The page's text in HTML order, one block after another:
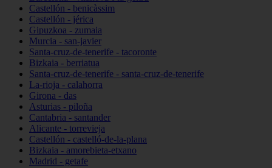
Castellón - benicàssim
Castellón - jérica
Gipuzkoa - zumaia
Murcia - san-javier
Santa-cruz-de-tenerife - tacoronte
Bizkaia - berriatua
Santa-cruz-de-tenerife - santa-cruz-de-tenerife
La-rioja - calahorra
Girona - das
Asturias - piloña
Cantabria - santander
Alicante - torrevieja
Castellón - castelló-de-la-plana
Bizkaia - amorebieta-etxano
Madrid - getafe